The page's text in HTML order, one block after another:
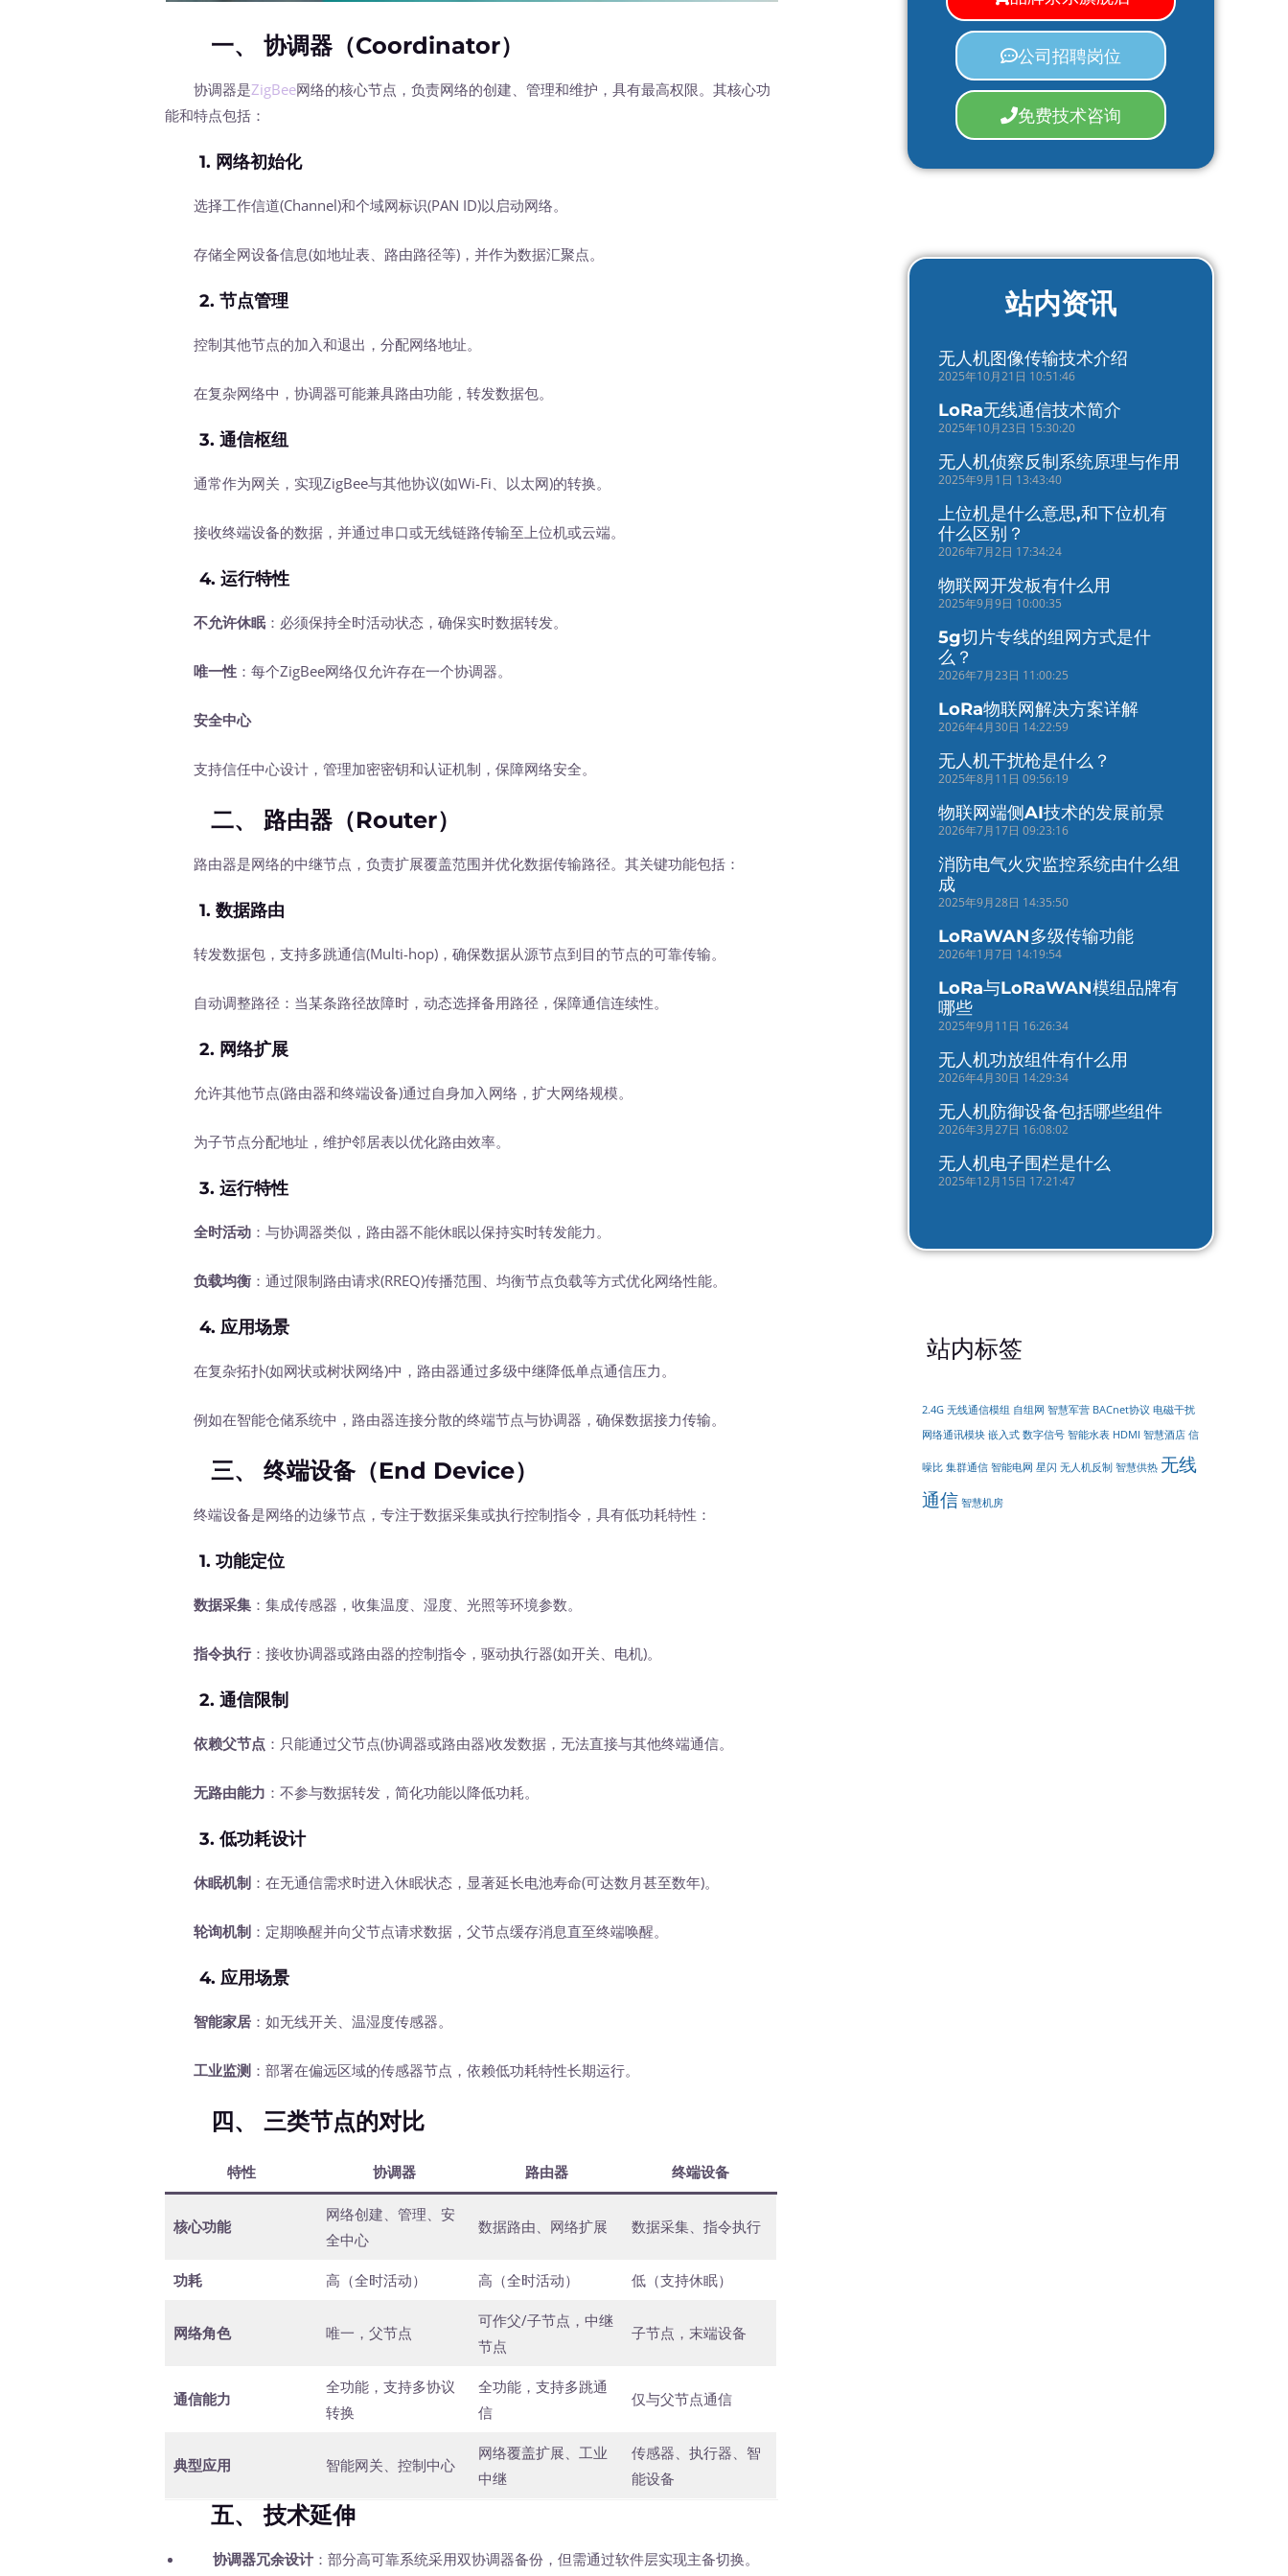
一、 协调器（Coordinator）
协调器是ZigBee网络的核心节点，负责网络的创建、管理和维护，具有最高权限。其核心功
能和特点包括：
1. 网络初始化
选择工作信道(Channel)和个域网标识(PAN ID)以启动网络。
存储全网设备信息(如地址表、路由路径等)，并作为数据汇聚点。
2.节点管理
控制其他节点的加入和退出，分配网络地址。
在复杂网络中，协调器可能兼具路由功能，转发数据包。
3.通信枢纽
通常作为网关，实现ZigBee与其他协议(如Wi-Fi、以太网)的转换。
接收终端设备的数据，并通过串口或无线链路传输至上位机或云端。
4.运行特性
不允许休眠：必须保持全时活动状态，确保实时数据转发。
唯一性 ：每个ZigBee网络仅允许存在一个协调器。
安全中心
支持信任中心设计，管理加密密钥和认证机制，保障网络安全。
二、 路由器（Router）
路由器是网络的中继节点，负责扩展覆盖范围并优化数据传输路径。其关键功能包括：
1.数据路由
转发数据包，支持多跳通信(Multi-hop)，确保数据从源节点到目的节点的可靠传输。
自动调整路径：当某条路径故障时，动态选择备用路径，保障通信连续性。
2. 网络扩展
允许其他节点(路由器和终端设备)通过自身加入网络，扩大网络规模。
为子节点分配地址，维护邻居表以优化路由效率。
3.运行特性
全时活动 ：与协调器类似，路由器不能休眠以保持实时转发能力。
负载均衡 ：通过限制路由请求(RREQ)传播范围、均衡节点负载等方式优化网络性能。
4.应用场景
在复杂拓扑(如网状或树状网络)中，路由器通过多级中继降低单点通信压力。
例如在智能仓储系统中，路由器连接分散的终端节点与协调器，确保数据接力传输。
三、 终端设备（End Device）
终端设备是网络的边缘节点，专注于数据采集或执行控制指令，具有低功耗特性：
1.功能定位
数据采集 ：集成传感器，收集温度、湿度、光照等环境参数。
指令执行：接收协调器或路由器的控制指令，驱动执行器(如开关、电机)。
2.通信限制
依赖父节点 ：只能通过父节点(协调器或路由器)收发数据，无法直接与其他终端通信。
无路由能力 ：不参与数据转发，简化功能以降低功耗。
3.低功耗设计
休眠机制 ：在无通信需求时进入休眠状态，显著延长电池寿命(可达数月甚至数年)。
轮询机制 ：定期唤醒并向父节点请求数据，父节点缓存消息直至终端唤醒。
4.应用场景
智能家居 ：如无线开关、温湿度传感器。
工业监测 ：部署在偏远区域的传感器节点，依赖低功耗特性长期运行。
四、 三类节点的对比
特性 协调器 路由器 终端设备
核心功能
网络创建、管理、安
全中心
数据路由、网络扩展 数据采集、指令执行
功耗 高（全时活动） 高（全时活动） 低（支持休眠）
网络角色 唯一，父节点
可作父/子节点，中继
节点
子节点，末端设备
通信能力
全功能，支持多协议
转换
全功能，支持多跳通
信
仅与父节点通信
典型应用 智能网关、控制中心
网络覆盖扩展、工业
中继
传感器、执行器、智
能设备
五、 技术延伸
协调器冗余设计：部分高可靠系统采用双协调器备份，但需通过软件层实现主备切换。
公司招聘岗位
免费技术咨询
站内资讯
无人机图像传输技术介绍
2025年10月21日 10:51:46
LoRa无线通信技术简介
2025年10月23日 15:30:20
无人机侦察反制系统原理与作用
2025年9月1日 13:43:40
上位机是什么意思,和下位机有
什么区别？
2026年7月2日 17:34:24
物联网开发板有什么用
2025年9月9日 10:00:35
5g切片专线的组网方式是什
么？
2026年7月23日 11:00:25
LoRa物联网解决方案详解
2026年4月30日 14:22:59
无人机干扰枪是什么？
2025年8月11日 09:56:19
物联网端侧AI技术的发展前景
2026年7月17日 09:23:16
消防电气火灾监控系统由什么组
成
2025年9月28日 14:35:50
LoRaWAN多级传输功能
2026年1月7日 14:19:54
LoRa与LoRaWAN模组品牌有
哪些
2025年9月11日 16:26:34
无人机功放组件有什么用
2026年4月30日 14:29:34
无人机防御设备包括哪些组件
2026年3月27日 16:08:02
无人机电子围栏是什么
2025年12月15日 17:21:47
站内标签
2.4G 无线通信模组 自组网 智慧军营 BACnet协议 电磁干扰
网络通讯模块 嵌入式 数字信号 智能水表 HDMI 智慧酒店 信
噪比 集群通信 智能电网 星闪 无人机反制 智慧供热 无线
通信 智慧机房